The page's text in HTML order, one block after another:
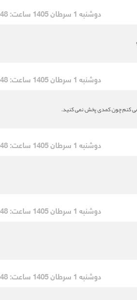
دوشنبه 1 سرطان 1405 ساعت: 15:48
دوشنبه 1 سرطان 1405 ساعت: 15:48
نمی کنم چون کمدی پخش نمی کنید.
دوشنبه 1 سرطان 1405 ساعت: 15:48
دوشنبه 1 سرطان 1405 ساعت: 15:48
دوشنبه 1 سرطان 1405 ساعت: 15:48